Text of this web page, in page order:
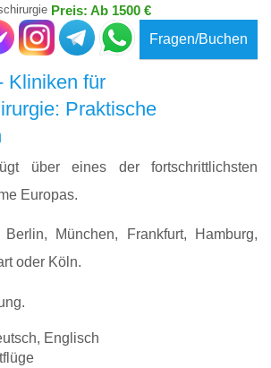
Preis: Ab 1500 €
Fragen/Buchen
Kliniken für
Praktische
über eines der fortschrittlichsten
Europas.
München, Frankfurt, Hamburg,
oder Köln.
Englisch